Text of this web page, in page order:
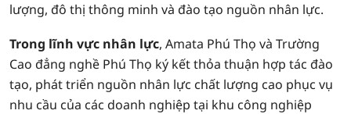
lượng, đô thị thông minh và đào tạo nguồn nhân lực.
Trong lĩnh vực nhân lực, Amata Phú Thọ và Trường
Cao đẳng nghề Phú Thọ ký kết thỏa thuận hợp tác đào
tạo, phát triển nguồn nhân lực chất lượng cao phục vụ
nhu cầu của các doanh nghiệp tại khu công nghiệp